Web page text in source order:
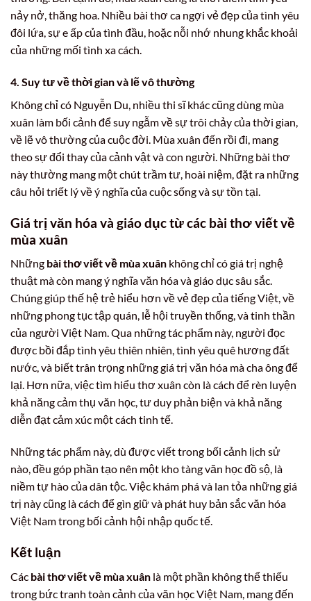
nảy nở, thăng hoa. Nhiều bài thơ ca ngợi vẻ đẹp của tình yêu
đôi lứa, sự e ấp của tình đầu, hoặc nỗi nhớ nhung khắc khoải
của những mối tình xa cách.
4. Suy tư về thời gian và lẽ vô thường
Không chỉ có Nguyễn Du, nhiều thi sĩ khác cũng dùng mùa
xuân làm bối cảnh để suy ngẫm về sự trôi chảy của thời gian,
về lẽ vô thường của cuộc đời. Mùa xuân đến rồi đi, mang
theo sự đổi thay của cảnh vật và con người. Những bài thơ
này thường mang một chút trầm tư, hoài niệm, đặt ra những
câu hỏi triết lý về ý nghĩa của cuộc sống và sự tồn tại.
Giá trị văn hóa và giáo dục từ các bài thơ viết về
mùa xuân
Những bài thơ viết về mùa xuân không chỉ có giá trị nghệ
thuật mà còn mang ý nghĩa văn hóa và giáo dục sâu sắc.
Chúng giúp thế hệ trẻ hiểu hơn về vẻ đẹp của tiếng Việt, về
những phong tục tập quán, lễ hội truyền thống, và tinh thần
của người Việt Nam. Qua những tác phẩm này, người đọc
được bồi đắp tình yêu thiên nhiên, tình yêu quê hương đất
nước, và biết trân trọng những giá trị văn hóa mà cha ông để
lại. Hơn nữa, việc tìm hiểu thơ xuân còn là cách để rèn luyện
khả năng cảm thụ văn học, tư duy phản biện và khả năng
diễn đạt cảm xúc một cách tinh tế.
Những tác phẩm này, dù được viết trong bối cảnh lịch sử
nào, đều góp phần tạo nên một kho tàng văn học đồ sộ, là
niềm tự hào của dân tộc. Việc khám phá và lan tỏa những giá
trị này cũng là cách để gìn giữ và phát huy bản sắc văn hóa
Việt Nam trong bối cảnh hội nhập quốc tế.
Kết luận
Các bài thơ viết về mùa xuân là một phần không thể thiếu
trong bức tranh toàn cảnh của văn học Việt Nam, mang đến